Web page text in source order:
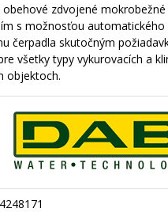
obehové zdvojené
s možnosťou automatického
čerpadla skutočným
všetky typy vykurovacích a
objektoch.
4248171